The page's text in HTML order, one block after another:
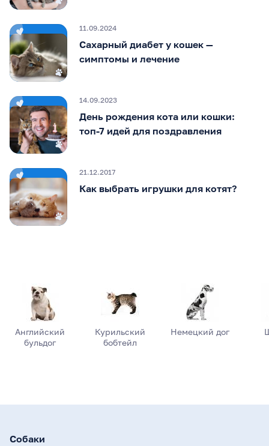
11.09.2024
Сахарный диабет у кошек —
симптомы и лечение
14.09.2023
День рождения кота или кошки:
топ-7 идей для поздравления
21.12.2017
Как выбрать игрушки для котят?
Английский
бульдог
Курильский
бобтейл
Немецкий дог
Собаки